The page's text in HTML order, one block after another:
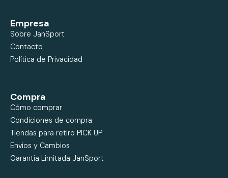
Empresa
Sobre JanSport
Contacto
Política de Privacidad
Compra
Cómo comprar
Condiciones de compra
Tiendas para retiro PICK UP
Envíos y Cambios
Garantía Limitada JanSport